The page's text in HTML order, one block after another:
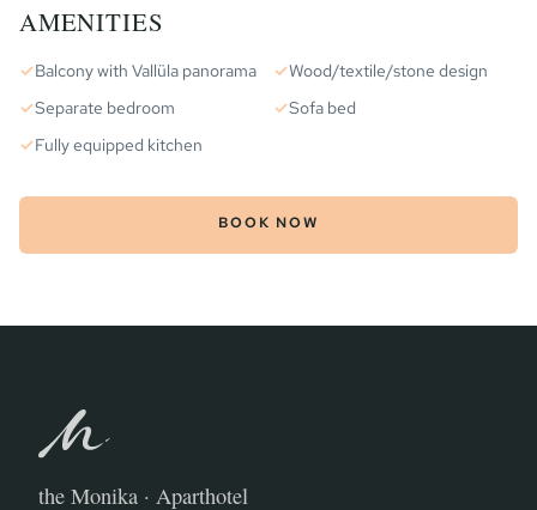
AMENITIES
✓Balcony with Vallüla panorama ✓Wood/textile/stone design
✓Separate bedroom ✓Sofa bed
✓Fully equipped kitchen
BOOK NOW
the Monika · Aparthotel